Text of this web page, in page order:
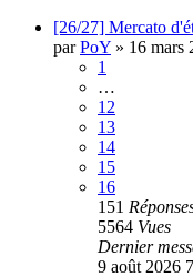
[26/27] Mercato
parPoY » 16 mars
1
…
12
13
14
15
16
151
5564 Vues
Dernier
9 août 2026